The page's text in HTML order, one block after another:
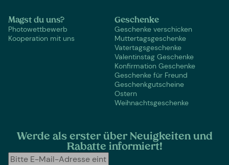
Magst du uns?
Photowettbewerb
Kooperation mit uns
Geschenke
Geschenke verschicken
Muttertagsgeschenke
Vatertagsgeschenke
Valentinstag Geschenke
Konfirmation Geschenke
Geschenke für Freund
Geschenkgutscheine
Ostern
Weihnachtsgeschenke
Werde als erster über Neuigkeiten und
Rabatte informiert!